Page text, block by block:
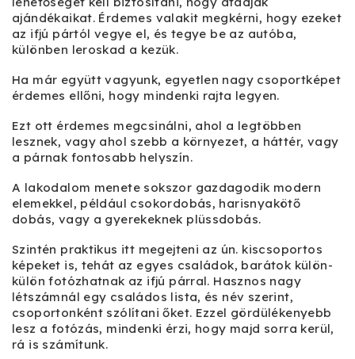
ajándékaikat. Érdemes valakit megkérni, hogy ezeket
az ifjú pártól vegye el, és tegye be az autóba,
különben leroskad a kezük.
Ha már együtt vagyunk, egyetlen nagy csoportképet
érdemes ellőni, hogy mindenki rajta legyen.
Ezt ott érdemes megcsinálni, ahol a legtöbben
lesznek, vagy ahol szebb a környezet, a háttér, vagy
a párnak fontosabb helyszín.
A lakodalom menete sokszor gazdagodik modern
elemekkel, például csokordobás, harisnyakötő
dobás, vagy a gyerekeknek plüssdobás.
Szintén praktikus itt megejteni az ún. kiscsoportos
képeket is, tehát az egyes családok, barátok külön-
külön fotózhatnak az ifjú párral. Hasznos nagy
létszámnál egy családos lista, és név szerint,
csoportonként szólítani őket. Ezzel gördülékenyebb
lesz a fotózás, mindenki érzi, hogy majd sorra kerül,
rá is számítunk.